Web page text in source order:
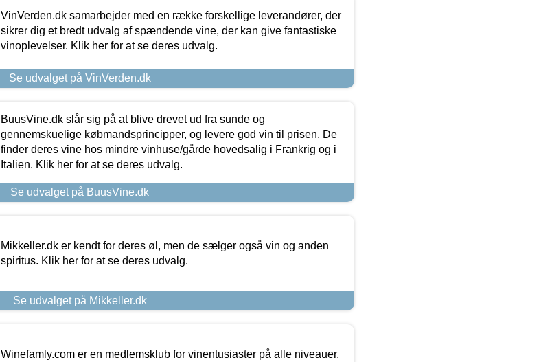
VinVerden.dk samarbejder med en række forskellige leverandører, der
sikrer dig et bredt udvalg af spændende vine, der kan give fantastiske
vinoplevelser. Klik her for at se deres udvalg.
Se udvalget på VinVerden.dk
BuusVine.dk slår sig på at blive drevet ud fra sunde og
gennemskuelige købmandsprincipper, og levere god vin til prisen. De
finder deres vine hos mindre vinhuse/gårde hovedsalig i Frankrig og i
Italien. Klik her for at se deres udvalg.
Se udvalget på BuusVine.dk
Mikkeller.dk er kendt for deres øl, men de sælger også vin og anden
spiritus. Klik her for at se deres udvalg.
Se udvalget på Mikkeller.dk
Winefamly.com er en medlemsklub for vinentusiaster på alle niveauer.